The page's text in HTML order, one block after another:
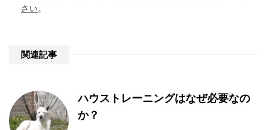
さい。
関連記事
ハウストレーニングはなぜ必要なの
か？